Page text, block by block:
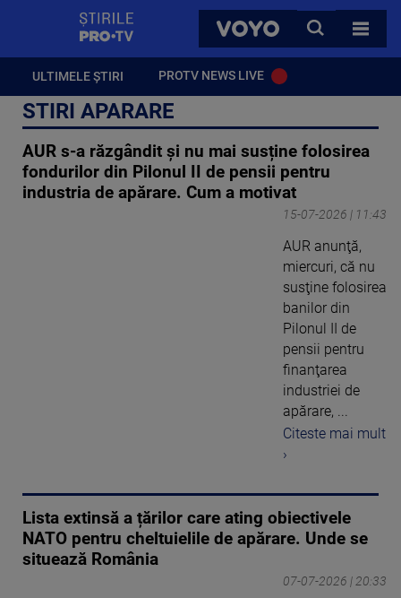
VOYO
CAUTA
TOATE
ULTIMELE ȘTIRI PROTV NEWS LIVE
STIRI APARARE
AUR s-a răzgândit și nu mai susține folosirea
fondurilor din Pilonul II de pensii pentru
industria de apărare. Cum a motivat
15-07-2026 | 11:43
AUR anunţă,
miercuri, că nu
susţine folosirea
banilor din
Pilonul II de
pensii pentru
finanţarea
industriei de
apărare, ...
Citeste mai mult
›
Lista extinsă a țărilor care ating obiectivele
NATO pentru cheltuielile de apărare. Unde se
situează România
07-07-2026 | 20:33